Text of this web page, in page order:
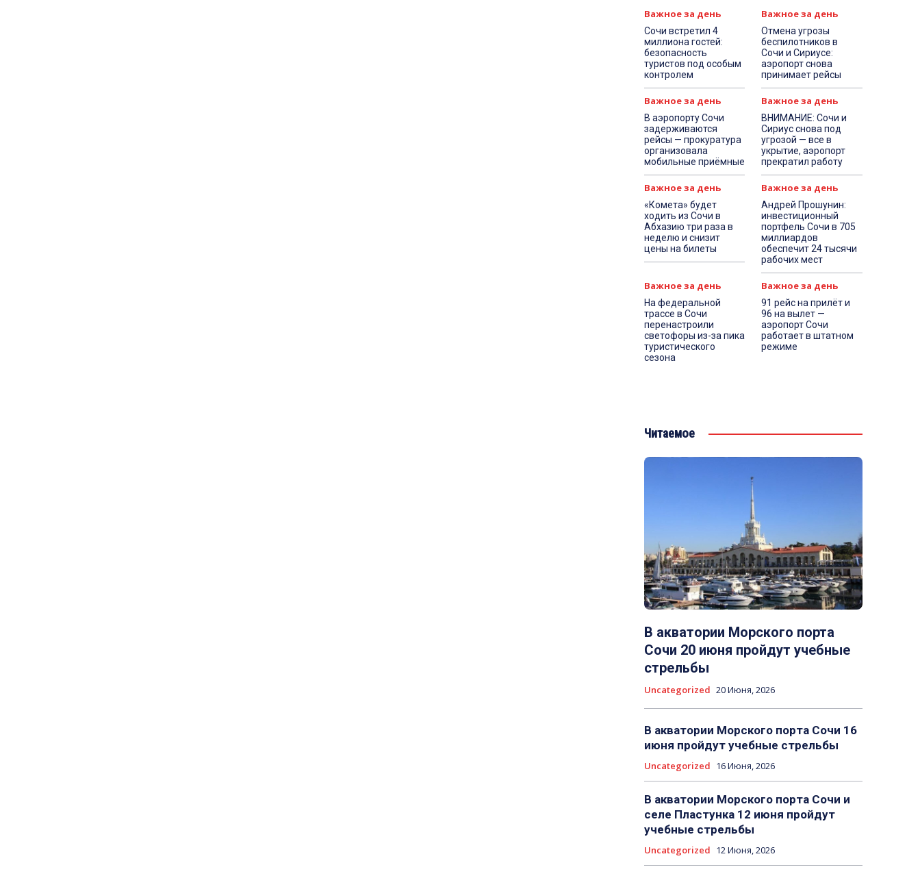
Важное за день
Сочи встретил 4
миллиона гостей:
безопасность
туристов под особым
контролем
Важное за день
Отмена угрозы
беспилотников в
Сочи и Сириусе:
аэропорт снова
принимает рейсы
Важное за день
В аэропорту Сочи
задерживаются
рейсы — прокуратура
организовала
мобильные приёмные
Важное за день
ВНИМАНИЕ: Сочи и
Сириус снова под
угрозой — все в
укрытие, аэропорт
прекратил работу
Важное за день
«Комета» будет
ходить из Сочи в
Абхазию три раза в
неделю и снизит
цены на билеты
Важное за день
Андрей Прошунин:
инвестиционный
портфель Сочи в 705
миллиардов
обеспечит 24 тысячи
рабочих мест
Важное за день
На федеральной
трассе в Сочи
перенастроили
светофоры из-за пика
туристического
сезона
Важное за день
91 рейс на прилёт и
96 на вылет —
аэропорт Сочи
работает в штатном
режиме
Читаемое
В акватории Морского порта
Сочи 20 июня пройдут учебные
стрельбы
Uncategorized 20 Июня, 2026
В акватории Морского порта Сочи 16
июня пройдут учебные стрельбы
Uncategorized 16 Июня, 2026
В акватории Морского порта Сочи и
селе Пластунка 12 июня пройдут
учебные стрельбы
Uncategorized 12 Июня, 2026